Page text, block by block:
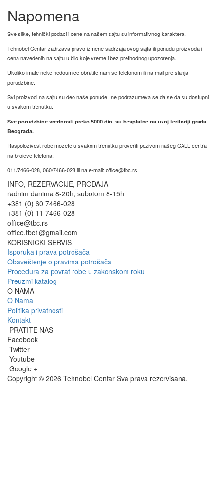
Napomena
Sve slike, tehnički podaci i cene na našem sajtu su informativnog karaktera.
Tehnobel Centar zadržava pravo izmene sadržaja ovog sajta ili ponudu proizvoda i
cena navedenih na sajtu u bilo koje vreme i bez prethodnog upozorenja.
Ukoliko imate neke nedoumice obratite nam se telefonom ili na mail pre slanja
porudžbine.
Svi proizvodi na sajtu su deo naše ponude i ne podrazumeva se da se da su dostupni
u svakom trenutku.
Sve porudžbine vrednosti preko 5000 din. su besplatne na užoj teritoriji grada
Beograda.
Raspoloživost robe možete u svakom trenutku proveriti pozivom našeg CALL centra
na brojeve telefona:
011/7466-028, 060/7466-028 ili na e-mail: office@tbc.rs
INFO, REZERVACIJE, PRODAJA
radnim danima 8-20h, subotom 8-15h
+381 (0) 60 7466-028
+381 (0) 11 7466-028
office@tbc.rs
office.tbc1@gmail.com
KORISNIČKI SERVIS
Isporuka i prava potrošača
Obaveštenje o pravima potrošača
Procedura za povrat robe u zakonskom roku
Preuzmi katalog
O NAMA
O Nama
Politika privatnosti
Kontakt
PRATITE NAS
Facebook
Twitter
Youtube
Google +
Copyright © 2026 Tehnobel Centar Sva prava rezervisana.